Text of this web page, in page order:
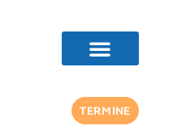
TERMINE